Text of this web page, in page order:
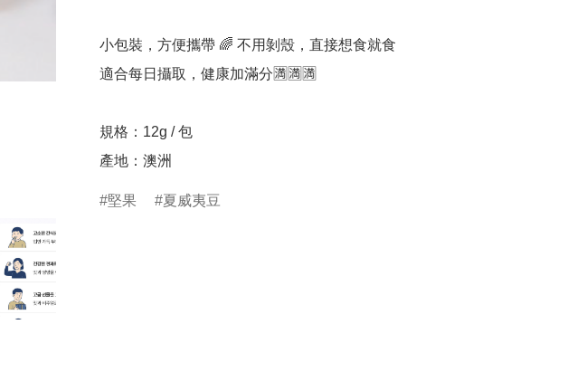
小包裝，方便攜帶 🌈 不用剝殼，直接想食就食
適合每日攝取，健康加滿分🈵🈵🈵
規格：12g / 包
產地：澳洲
堅果 夏威夷豆